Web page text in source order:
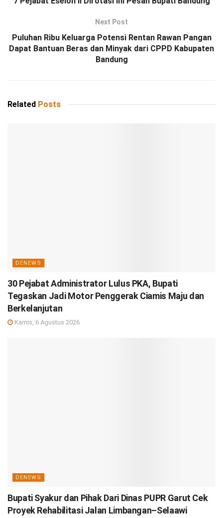
Next Post
Puluhan Ribu Keluarga Potensi Rentan Rawan Pangan
Dapat Bantuan Beras dan Minyak dari CPPD Kabupaten
Bandung
Related Posts
DENEWS
30 Pejabat Administrator Lulus PKA, Bupati
Tegaskan Jadi Motor Penggerak Ciamis Maju dan
Berkelanjutan
Kamis, 6 Agustus 2026
DENEWS
Bupati Syakur dan Pihak Dari Dinas PUPR Garut Cek
Proyek Rehabilitasi Jalan Limbangan–Selaawi